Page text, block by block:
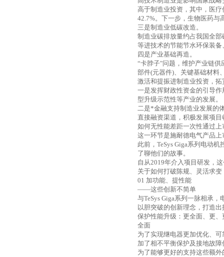
高于制造业投资，其中，医
42.7%。下一步，生物医药与
三是制造业低碳改造。
制造业碳排放量约占我国全部
等进技术的节能节水环保装
四是产业基础再造。
“卡脖子"问题，维护产业链
部件(元器件)、关键基础材料
激活和提振进制造业投资，
一是发挥财政性资金的引导
型升级示范性等产业的发展。
二是*金融支持制造业发展的
直接融资渠道，积极发展项
如何无性能差距一次性通过
这一环节是施耐德电气产品
此前， TeSys Giga系列电动机
了聊他们的故事。
自从2019年介入项目研发，
关于如何打破陈规、灵活求
01 加功能、提性能
——这些创新不简单
与TeSys Giga系列一脉相承，
以胆突破的创新理念，打造
保护性能升级：更全面、更、
全面
为了实现继电器更加优化、
加了相不平衡保护及接地故障
为了能够更好的支持这些额